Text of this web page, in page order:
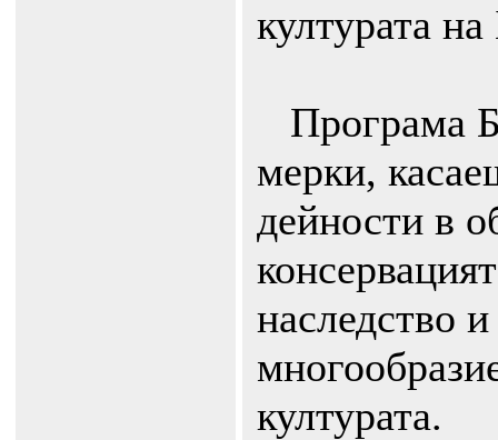
културата
Програма
мерки,
дейности в
наследство
културата.